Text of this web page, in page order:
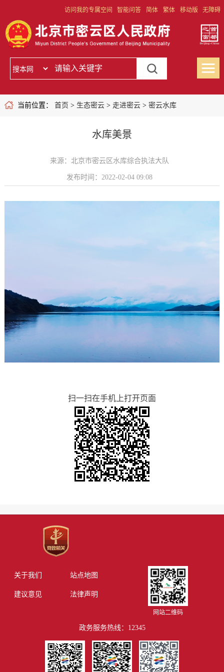
访问我的专属空间 智能问答 简体 繁体 移动版 无障碍
当前位置： 首页 > 生态密云> 走进密云> 密云水库
水库美景
来源：北京市密云区水库综合执法大队
发布时间：2022-02-04 09:08
扫一扫在手机上打开页面
关于我们 站点地图
建议意见 法律声明
网站二维码
政务服务热线：12345